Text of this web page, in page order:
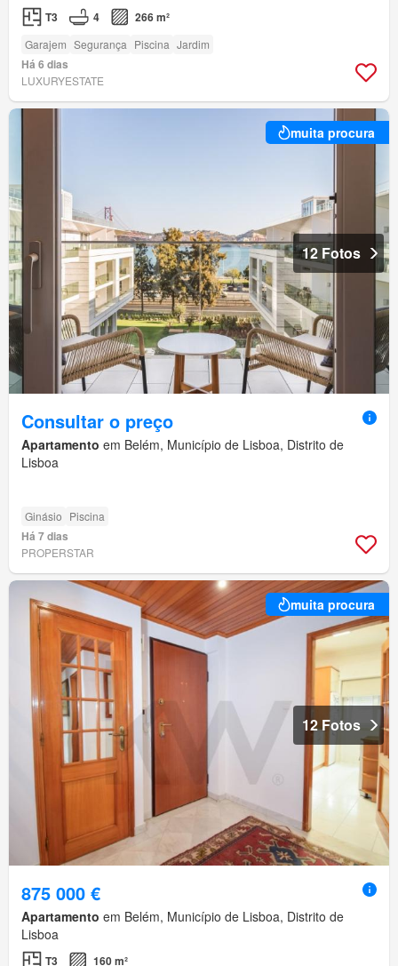
T3 4 266 m²
Garajem Segurança Piscina Jardim
Há 6 dias
LUXURYESTATE
muita procura
12 Fotos
Consultar o preço
Apartamento em Belém, Município de Lisboa, Distrito de
Lisboa
Ginásio Piscina
Há 7 dias
PROPERSTAR
muita procura
12 Fotos
875 000 €
Apartamento em Belém, Município de Lisboa, Distrito de
Lisboa
T3 160 m²